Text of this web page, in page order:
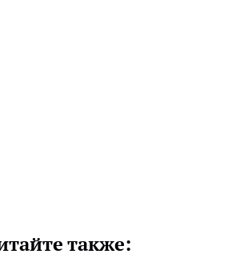
также: